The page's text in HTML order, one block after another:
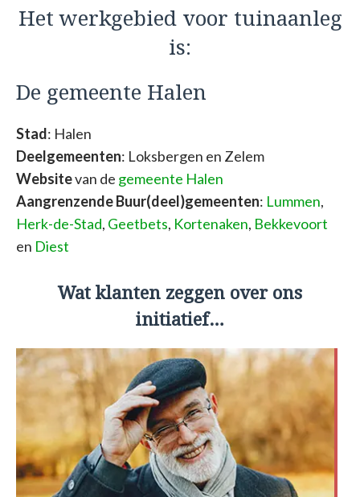
Het werkgebied voor tuinaanleg
is:
De gemeente Halen
Stad: Halen
Deelgemeenten: Loksbergen en Zelem
Websitevan de gemeente Halen
Aangrenzende Buur(deel)gemeenten: Lummen,
Herk-de-Stad, Geetbets, Kortenaken, Bekkevoort
en Diest
Wat klanten zeggen over ons
initiatief…